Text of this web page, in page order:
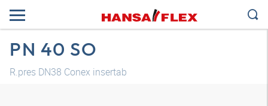
PN 40 SO
R.pres DN38 Conex insertab